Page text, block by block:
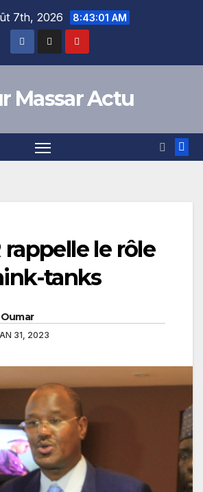
7th, 2026 8:43:01 AM
Massar Actu
rappelle le rôle
tanks
Oumar
31, 2023